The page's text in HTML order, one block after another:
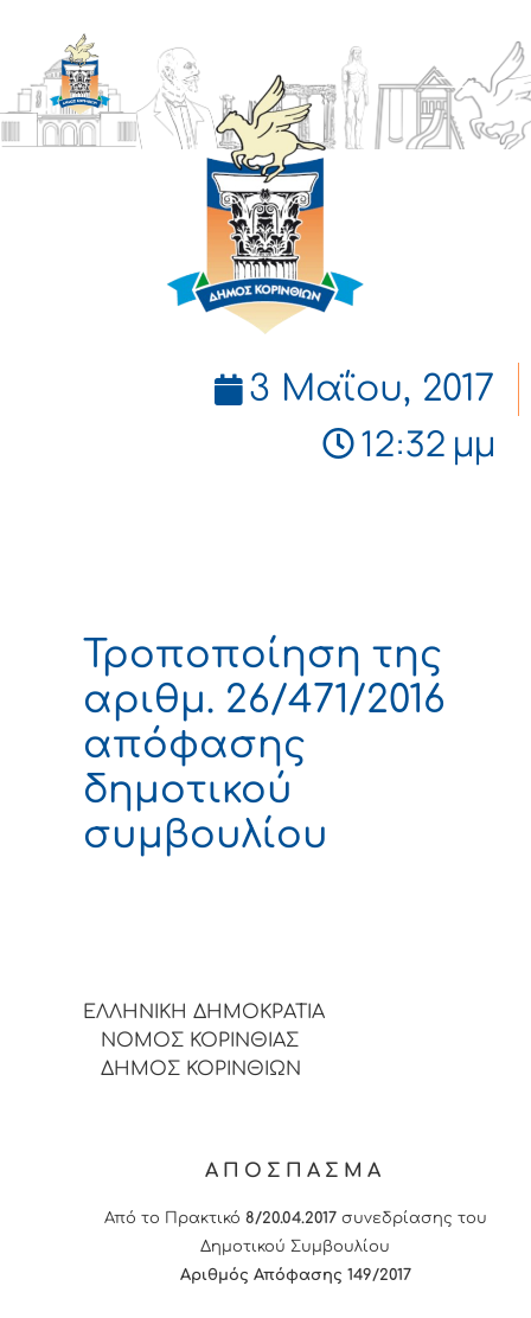
ΔΗΜΟΣ
ΚΟΡΙΝΘΙΩΝ
3 Μαΐου, 2017
12:32 μμ
Τροποποίηση της
αριθμ. 26/471/2016
απόφασης
δημοτικού
συμβουλίου
ΕΛΛΗΝΙΚΗ ΔΗΜΟΚΡΑΤΙΑ
ΝΟΜΟΣ ΚΟΡΙΝΘΙΑΣ
ΔΗΜΟΣ ΚΟΡΙΝΘΙΩΝ
ΑΠΟΣΠΑΣΜΑ
Από το Πρακτικό 8/20.04.2017συνεδρίασης του
Δημοτικού Συμβουλίου
Αριθμός Απόφασης 149/2017